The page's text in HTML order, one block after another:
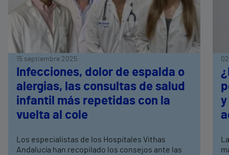
15 septiembre 2025
Infecciones, dolor de espalda o
alergias, las consultas de salud
infantil más repetidas con la
vuelta al cole
Los especialistas de los Hospitales Vithas
Andalucía han recopilado los consejos ante las
y